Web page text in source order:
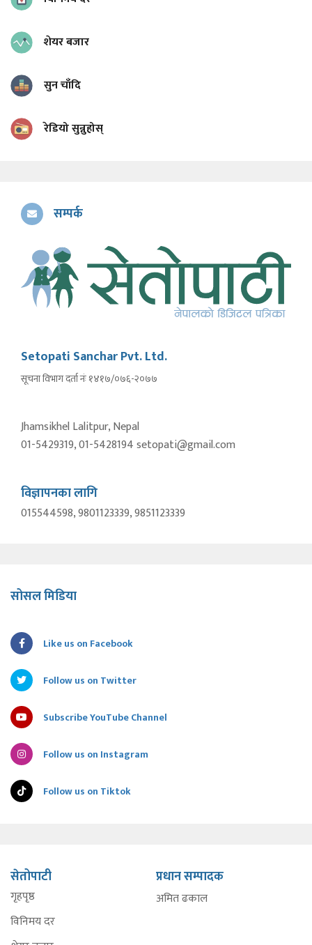
शेयर बजार
सुन चाँदि
रेडियो सुन्नुहोस्
सम्पर्क
Setopati Sanchar Pvt. Ltd.
सूचना विभाग दर्ता नंः १४१७/०७६-२०७७
Jhamsikhel Lalitpur, Nepal
01-5429319, 01-5428194 setopati@gmail.com
विज्ञापनका लागि
015544598, 9801123339, 9851123339
सोसल मिडिया
Like us on Facebook
Follow us on Twitter
Subscribe YouTube Channel
Follow us on Instagram
Follow us on Tiktok
सेतोपाटी
गृहपृष्ठ
विनिमय दर
प्रधान सम्पादक
अमित ढकाल